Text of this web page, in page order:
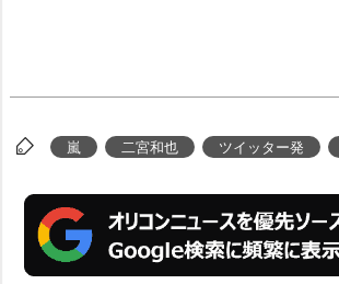
嵐 二宮和也 ツイッター発